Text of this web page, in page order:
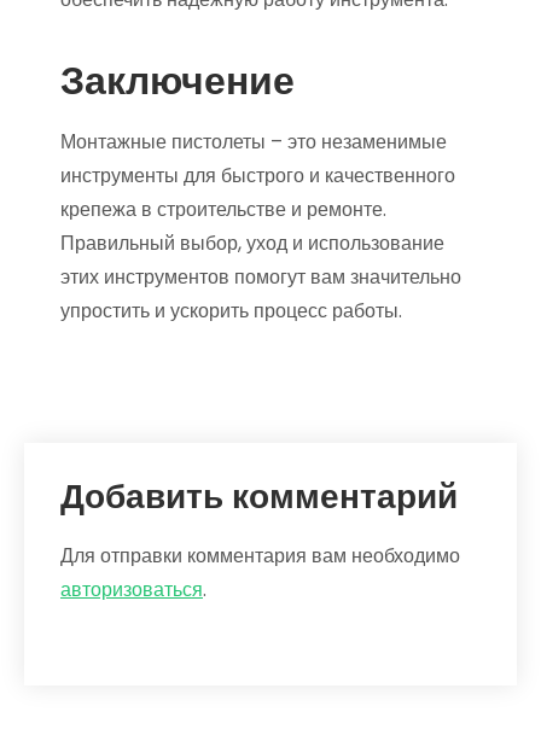
Заключение
Монтажные пистолеты – это незаменимые
инструменты для быстрого и качественного
крепежа в строительстве и ремонте.
Правильный выбор, уход и использование
этих инструментов помогут вам значительно
упростить и ускорить процесс работы.
Добавить комментарий
Для отправки комментария вам необходимо
авторизоваться.